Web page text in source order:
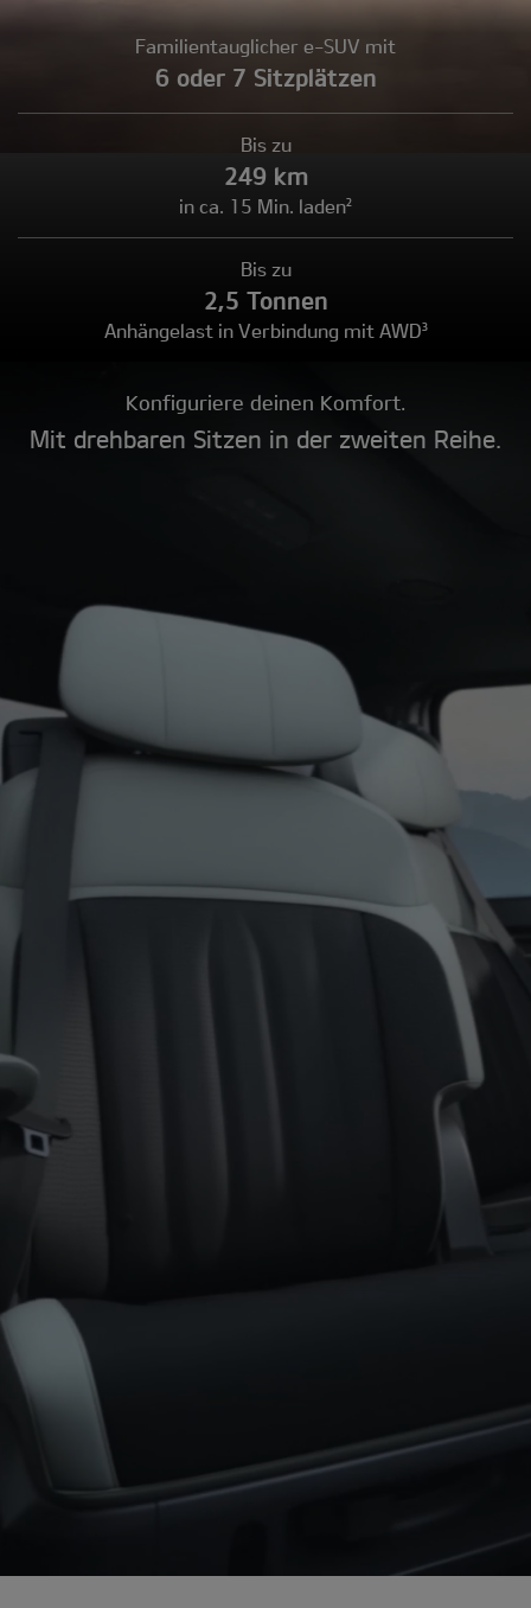
Familientauglicher e-SUV mit
6 oder 7 Sitzplätzen
Bis zu
249 km
in ca. 15 Min. laden²
Bis zu
2,5 Tonnen
Anhängelast in Verbindung mit AWD³
Konfiguriere deinen Komfort.
Mit drehbaren Sitzen in der zweiten Reihe.